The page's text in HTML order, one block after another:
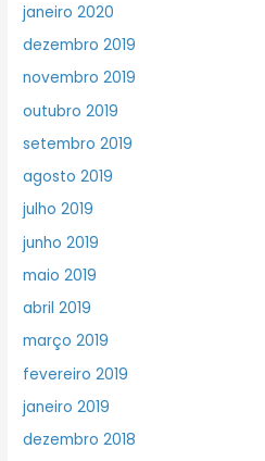
janeiro 2020
dezembro 2019
novembro 2019
outubro 2019
setembro 2019
agosto 2019
julho 2019
junho 2019
maio 2019
abril 2019
março 2019
fevereiro 2019
janeiro 2019
dezembro 2018